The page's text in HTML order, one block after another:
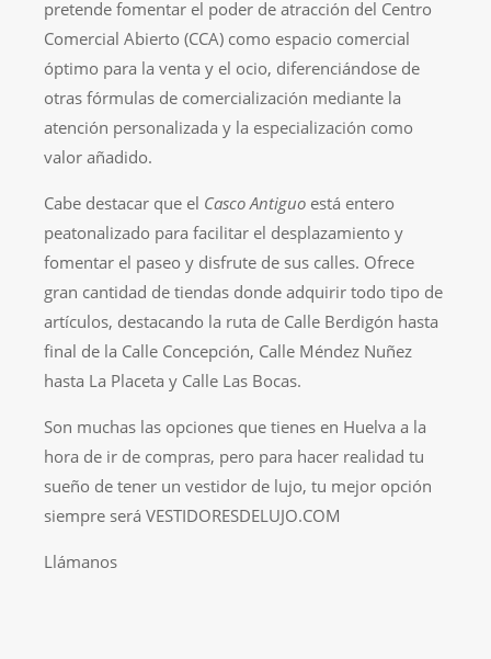
pretende fomentar el poder de atracción del Centro
Comercial Abierto (CCA) como espacio comercial
óptimo para la venta y el ocio, diferenciándose de
otras fórmulas de comercialización mediante la
atención personalizada y la especialización como
valor añadido.
Cabe destacar que el Casco Antiguo está entero
peatonalizado para facilitar el desplazamiento y
fomentar el paseo y disfrute de sus calles. Ofrece
gran cantidad de tiendas donde adquirir todo tipo de
artículos, destacando la ruta de Calle Berdigón hasta
final de la Calle Concepción, Calle Méndez Nuñez
hasta La Placeta y Calle Las Bocas.
Son muchas las opciones que tienes en Huelva a la
hora de ir de compras, pero para hacer realidad tu
sueño de tener un vestidor de lujo, tu mejor opción
siempre será VESTIDORESDELUJO.COM
Llámanos